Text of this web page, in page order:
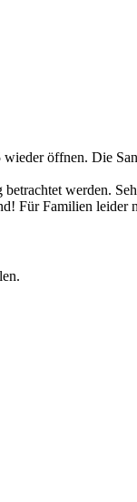
öffnen. Die
werden.
Für Familien leider